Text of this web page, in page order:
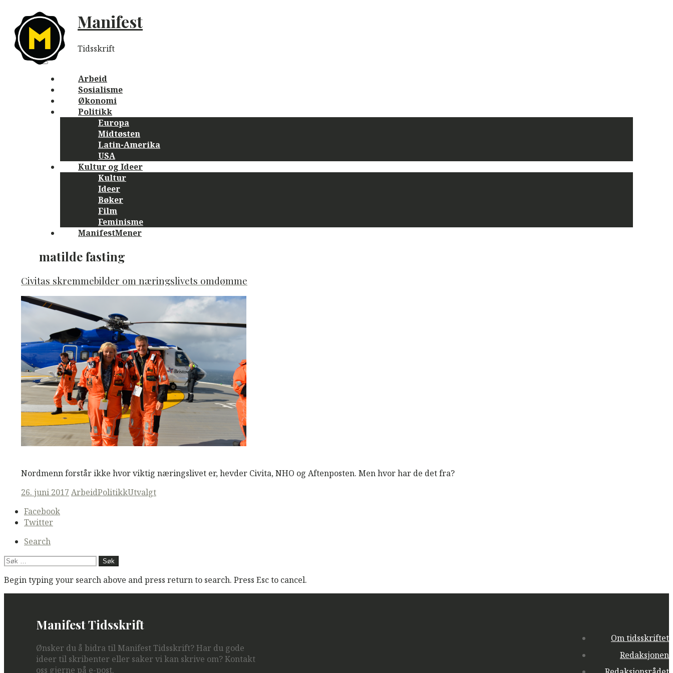
content
Manifest
Tidsskrift
Main
navigation
Menu
Arbeid
Sosialisme
Økonomi
Politikk
Europa
Midtøsten
Latin-Amerika
USA
Kultur og Ideer
Kultur
Ideer
Bøker
Film
Feminisme
ManifestMener
matilde fasting
Civitas skremmebilder om næringslivets omdømme
Nordmenn forstår ikke hvor viktig næringslivet er, hevder Civita, NHO og Aftenposten. Men hvor har de det fra?
Posted
26. juni 2017 ArbeidPolitikkUtvalgt
Secondary
navigation
Facebook
Twitter
Search
Søk
Begin typing your search above and press return to search. Press Esc to cancel.
Manifest Tidsskrift
Ønsker du å bidra til Manifest Tidsskrift? Har du gode
ideer til skribenter eller saker vi kan skrive om? Kontakt
oss gjerne på e-post.
Om tidsskriftet
Redaksjonen